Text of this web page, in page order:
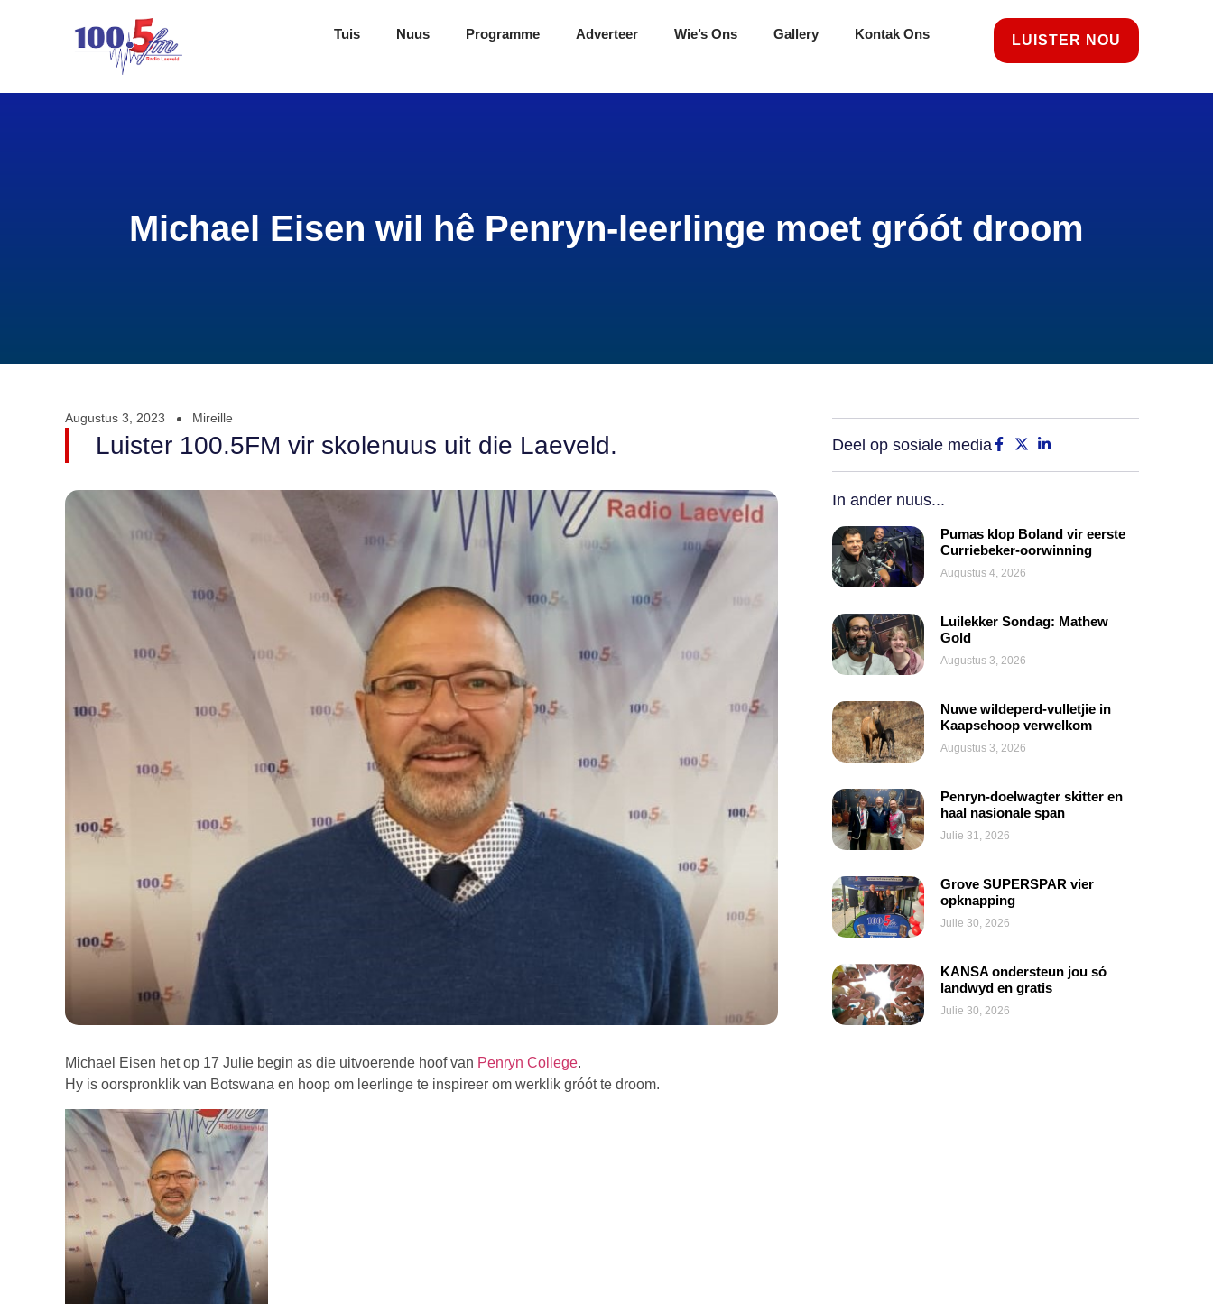
Tuis Nuus Programme Adverteer Wie’s Ons Gallery Kontak Ons LUISTER NOU
Michael Eisen wil hê Penryn-leerlinge moet gróót droom
Augustus 3, 2023 Mireille
Luister 100.5FM vir skolenuus uit die Laeveld.
Michael Eisen het op 17 Julie begin as die uitvoerende hoof van Penryn College.
Hy is oorspronklik van Botswana en hoop om leerlinge te inspireer om werklik gróót te droom.
Deel op sosiale media
In ander nuus...
Pumas klop Boland vir eerste
Curriebeker-oorwinning
Augustus 4, 2026
Luilekker Sondag: Mathew
Gold
Augustus 3, 2026
Nuwe wildeperd-vulletjie in
Kaapsehoop verwelkom
Augustus 3, 2026
Penryn-doelwagter skitter en
haal nasionale span
Julie 31, 2026
Grove SUPERSPAR vier
opknapping
Julie 30, 2026
KANSA ondersteun jou só
landwyd en gratis
Julie 30, 2026